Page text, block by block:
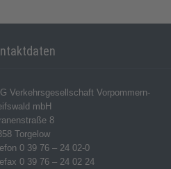
Verkehrsgesellschaft Vorpommern-
mbH
8
Torgelow
0 39 76 – 24 02-0
0 39 76 – 24 02 24